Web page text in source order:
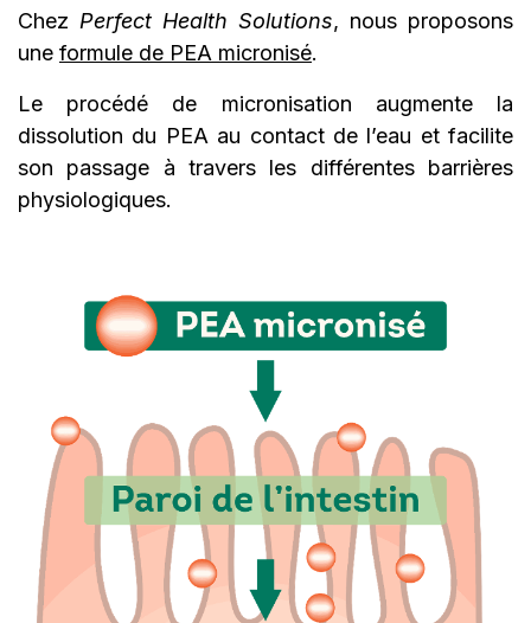
Chez Perfect Health Solutions, nous proposons
une formule de PEA micronisé.
Le procédé de micronisation augmente la
dissolution du PEA au contact de l’eau et facilite
son passage à travers les différentes barrières
physiologiques.